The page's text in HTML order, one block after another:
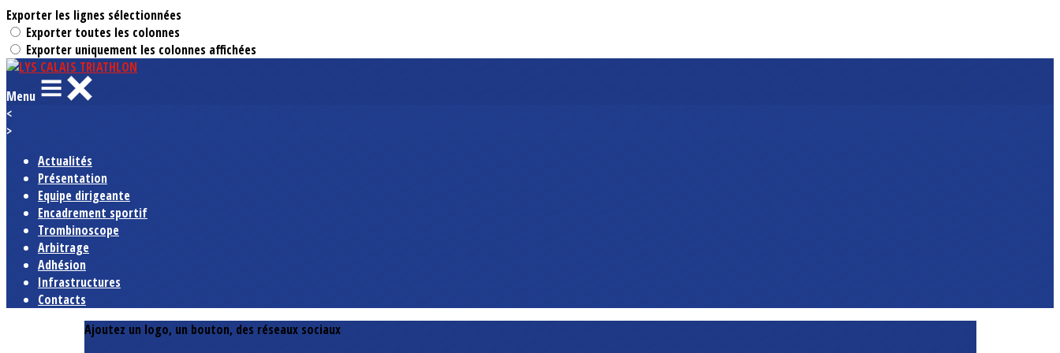
Exporter les lignes sélectionnées
Exporter toutes les colonnes
Exporter uniquement les colonnes affichées
Menu
<
>
Actualités
Présentation
Equipe dirigeante
Encadrement sportif
Trombinoscope
Arbitrage
Adhésion
Infrastructures
Contacts
Ajoutez un logo, un bouton, des réseaux sociaux